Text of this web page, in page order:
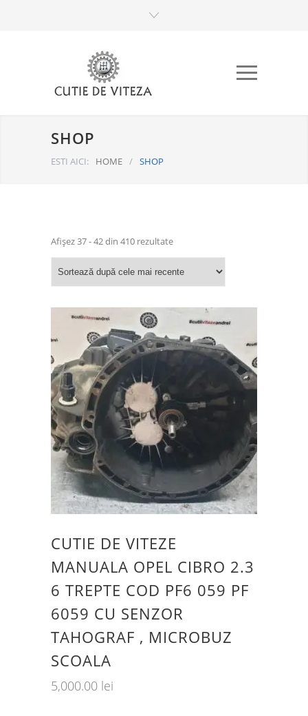
SHOP
ESTI AICI: HOME / SHOP
Afișez 37 - 42 din 410 rezultateSortat
după
cele
CUTIE DE VITEZE
MANUALA OPEL CIBRO 2.3
6 TREPTE COD PF6 059 PF
6059 CU SENZOR
TAHOGRAF , MICROBUZ
SCOALA
5,000.00 lei